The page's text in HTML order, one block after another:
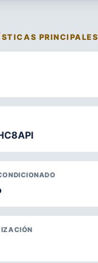
PRINCIPALES